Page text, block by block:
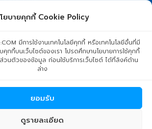
ยบายคุกกี้ Cookie Policy
มีการใช้งานเทคโนโลยีคุกกี้ หรือเทคโนโลยีอื่นที่มี
กกี้บนเว็บไซต์ของเรา โปรดศึกษานโยบายการใช้คุกกี้
ส่วนตัวของข้อมูล ก่อนใช้บริการเว็บไซต์ ได้ที่ลิงค์ด้าน
ล่าง
ยอมรับ
ดูรายละเอียด
7 แขวงลําผักชี เขตหนองจอก
CO., LTD. - All rights